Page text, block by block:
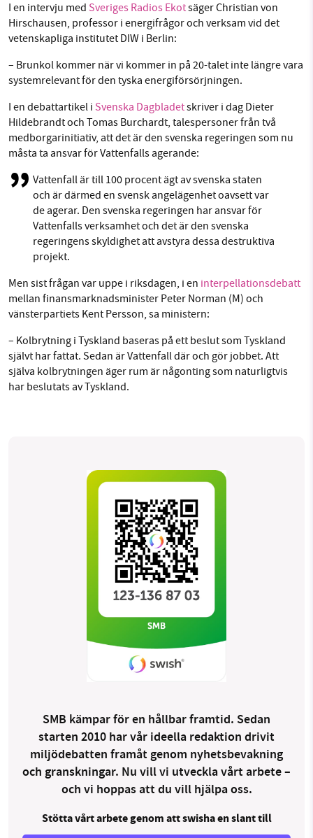
I en intervju med Sveriges Radios Ekotsäger Christian von
Hirschausen, professor i energifrågor och verksam vid det
vetenskapliga institutet DIW i Berlin:
– Brunkol kommer när vi kommer in på 20-talet inte längre vara
systemrelevant för den tyska energiförsörjningen.
I en debattartikel i Svenska Dagbladetskriver i dag Dieter
Hildebrandt och Tomas Burchardt, talespersoner från två
medborgarinitiativ, att det är den svenska regeringen som nu
måsta ta ansvar för Vattenfalls agerande:
Vattenfall är till 100 procent ägt av svenska staten
och är därmed en svensk angelägenhet oavsett var
de agerar. Den svenska regeringen har ansvar för
Vattenfalls verksamhet och det är den svenska
regeringens skyldighet att avstyra dessa destruktiva
projekt.
Men sist frågan var uppe i riksdagen, i en interpellationsdebatt
mellan finansmarknadsminister Peter Norman (M) och
vänsterpartiets Kent Persson, sa ministern:
– Kolbrytning i Tyskland baseras på ett beslut som Tyskland
självt har fattat. Sedan är Vattenfall där och gör jobbet. Att
själva kolbrytningen äger rum är någonting som naturligtvis
har beslutats av Tyskland.
SMB kämpar för en hållbar framtid. Sedan
starten 2010 har vår ideella redaktion drivit
miljödebatten framåt genom nyhetsbevakning
och granskningar. Nu vill vi utveckla vårt arbete –
och vi hoppas att du vill hjälpa oss.
Stötta vårt arbete genom att swisha en slant till